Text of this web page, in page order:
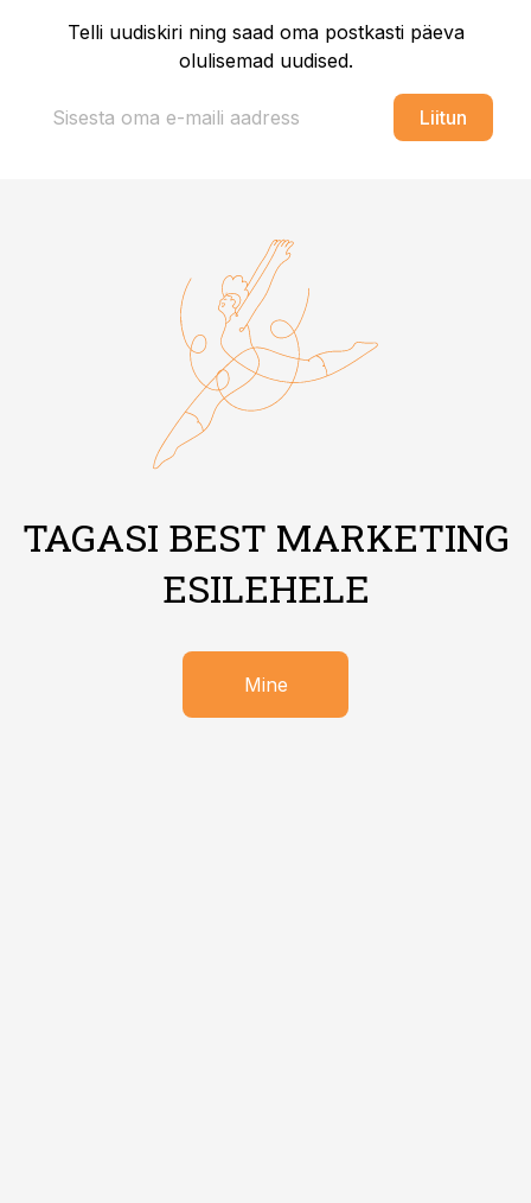
Telli uudiskiri ning saad oma postkasti päeva
olulisemad uudised.
Liitun
TAGASI BEST MARKETING
ESILEHELE
Mine